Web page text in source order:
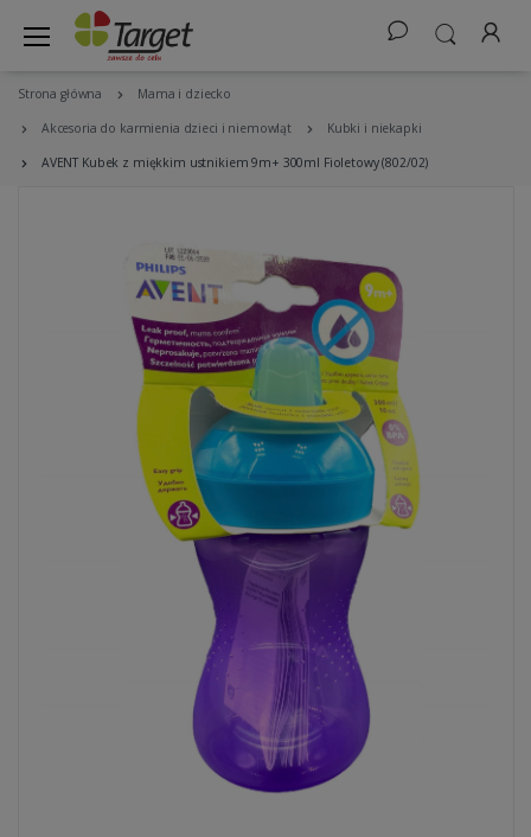
Strona główna Mama i dziecko
Akcesoria do karmienia dzieci i niemowląt Kubki i niekapki
AVENT Kubek z miękkim ustnikiem 9m+ 300ml Fioletowy (802/02)